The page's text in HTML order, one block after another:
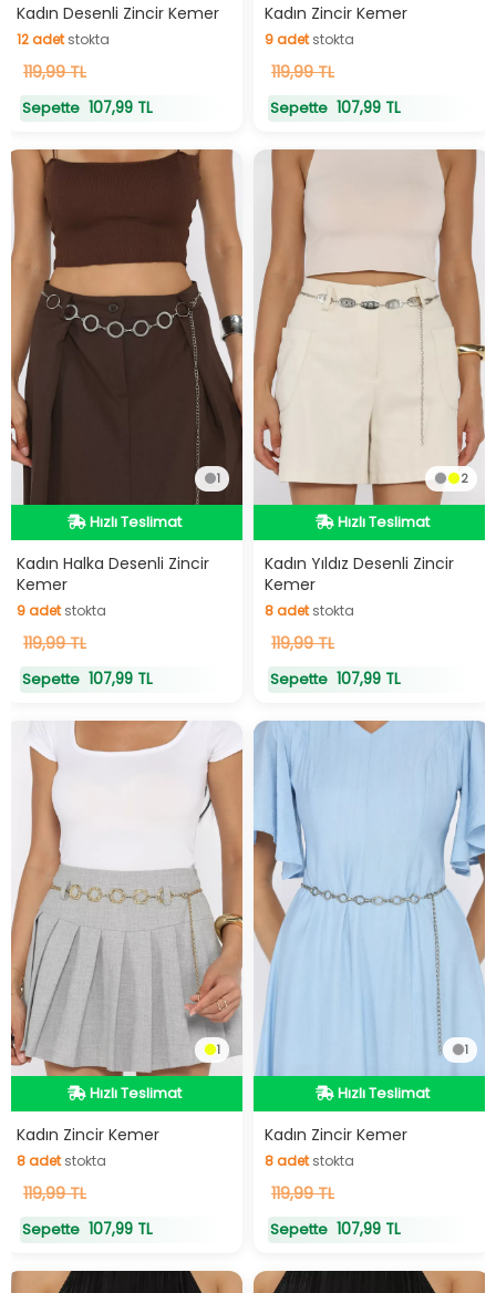
Hızlı Teslimat
Kadın Desenli Zincir Kemer
12adetstokta
12adetstokta
119,99 TL
Sepette 107,99 TL
Hızlı Teslimat
Kadın Zincir Kemer
9adet stokta
9adetstokta
119,99 TL
Sepette 107,99 TL
1
Hızlı Teslimat
Hızlı Teslimat
Kadın Halka Desenli Zincir
Kemer
9adetstokta
9adetstokta
119,99 TL
Sepette 107,99 TL
2
Hızlı Teslimat
Hızlı Teslimat
Kadın Yıldız Desenli Zincir
Kemer
8adetstokta
8adetstokta
119,99 TL
Sepette 107,99 TL
1
Hızlı Teslimat
Hızlı Teslimat
Kadın Zincir Kemer
8adet stokta
8adetstokta
119,99 TL
Sepette 107,99 TL
1
Hızlı Teslimat
Hızlı Teslimat
Kadın Zincir Kemer
8adet stokta
8adetstokta
119,99 TL
Sepette 107,99 TL